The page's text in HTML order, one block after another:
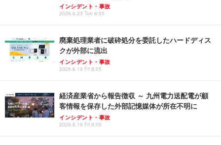
インシデント・事故
2026.6.23 Tue 8:05
廃棄処理業者に破砕処分を委託したハードディス
クが外部に流出
インシデント・事故
2026.6.19 Fri 8:05
経済産業省から報告徴収 ～ 九州電力送配電が顧
客情報を保存した外部記憶媒体が所在不明に
インシデント・事故
2026.6.19 Fri 8:05